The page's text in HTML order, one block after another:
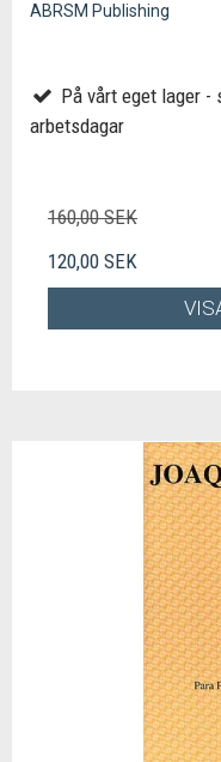
ABRSM Publishing
På vårt eget lager
arbetsdagar
160,00 SEK
120,00 SEK